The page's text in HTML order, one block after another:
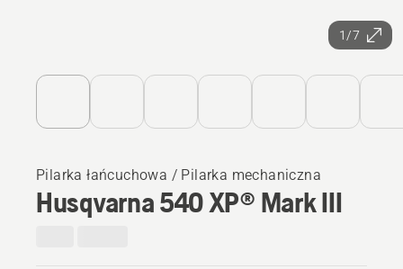
1/7
Pilarka łańcuchowa / Pilarka mechaniczna
Husqvarna 540 XP® Mark III